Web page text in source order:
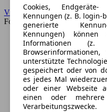
VW
Forum
Cookies,
Kennungen (z. B.
generierte
Kennungen)
Informationen
unterstützte
gespeichert oder von
es jedes Mal
oder einer Webseite
einen oder
Verarbeitungszwecke.